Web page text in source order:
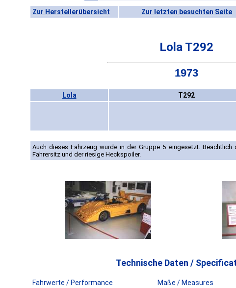
Zur Herstellerübersicht Zur letzten besuchten Seite
Lola T292
1973
Lola T292
Auch dieses Fahrzeug wurde in der Gruppe 5 eingesetzt.
Fahrersitz und der riesige Heckspoiler.
Technische Daten /
Fahrwerte / Performance Maße / Measures